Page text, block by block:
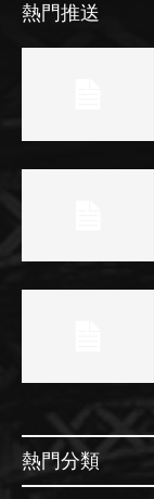
熱門推送
熱門分類